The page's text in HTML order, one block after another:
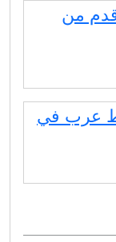
من
عرب في